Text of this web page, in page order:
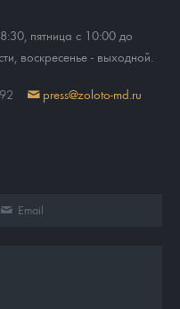
пятница с 10:00 до
воскресенье - выходной.
press@zoloto-md.ru